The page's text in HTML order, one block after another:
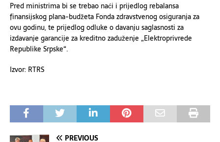
Pred ministrima bi se trebao naći i prijedlog rebalansa
finansijskog plana-budžeta Fonda zdravstvenog osiguranja za
ovu godinu, te prijedlog odluke o davanju saglasnosti za
izdavanje garancije za kreditno zaduženje „Elektroprivrede
Republike Srpske“.
Izvor: RTRS
PREVIOUS